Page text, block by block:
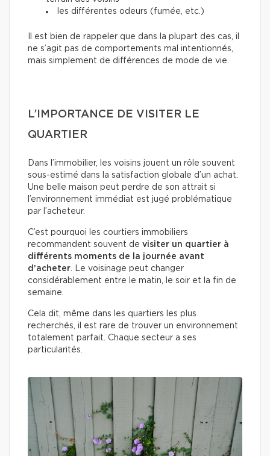
les différentes odeurs (fumée, etc.)
Il est bien de rappeler que dans la plupart des cas, il
ne s’agit pas de comportements mal intentionnés,
mais simplement de différences de mode de vie.
L’IMPORTANCE DE VISITER LE
QUARTIER
Dans l’immobilier, les voisins jouent un rôle souvent
sous-estimé dans la satisfaction globale d’un achat.
Une belle maison peut perdre de son attrait si
l’environnement immédiat est jugé problématique
par l’acheteur.
C’est pourquoi les courtiers immobiliers
recommandent souvent de visiter un quartier à
différents moments de la journée avant
d’acheter. Le voisinage peut changer
considérablement entre le matin, le soir et la fin de
semaine.
Cela dit, même dans les quartiers les plus
recherchés, il est rare de trouver un environnement
totalement parfait. Chaque secteur a ses
particularités.